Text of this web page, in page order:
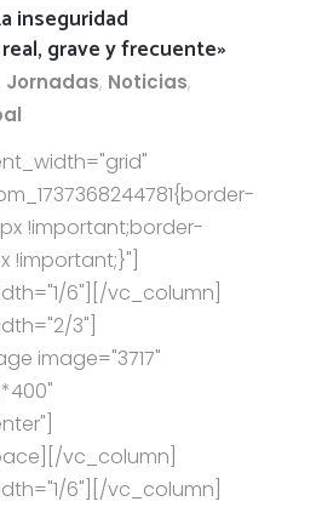
inseguridad
grave y frecuente»
Jornadas, Noticias,
!important;border-
!important;}"]
6"][/vc_column]
3"]
image="3717"
vc_column]
6"][/vc_column]